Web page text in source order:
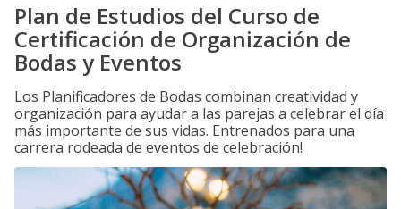
Plan de Estudios del Curso de
Certificación de Organización de
Bodas y Eventos
Los Planificadores de Bodas combinan creatividad y
organización para ayudar a las parejas a celebrar el día
más importante de sus vidas. Entrenados para una
carrera rodeada de eventos de celebración!